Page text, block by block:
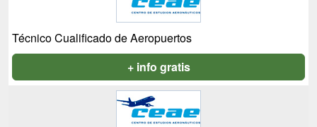
Técnico Cualificado de Aeropuertos
+ info gratis